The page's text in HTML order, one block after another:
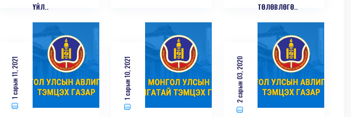
ҮЙЛ..
ТӨЛӨВЛӨГӨ..
1 сарын 11, 2021 1 сарын 10, 2021 2 сарын 03, 2020